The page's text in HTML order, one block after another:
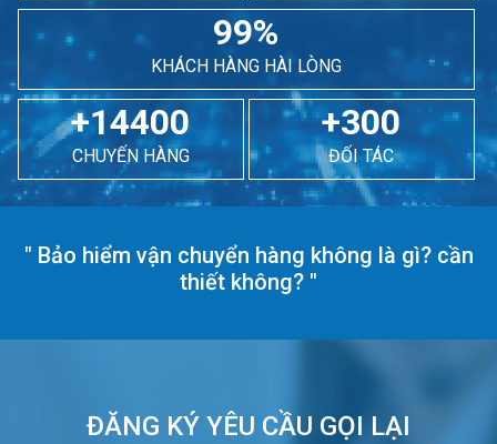
99%
KHÁCH HÀNG HÀI LÒNG
+14400
CHUYẾN HÀNG
+300
ĐỐI TÁC
" Bảo hiểm vận chuyển hàng không là gì? cần
thiết không? "
ĐĂNG KÝ YÊU CẦU GỌI LẠI